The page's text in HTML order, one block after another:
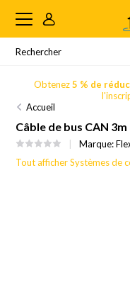
Obtenez5 % de
Accueil
Câble de bus CAN 3m
Marque:
Tout afficher Systèmes de